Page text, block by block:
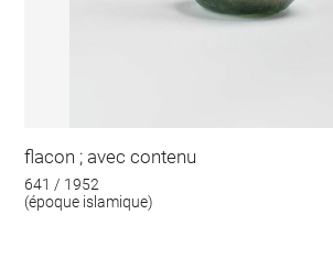
flacon ; avec contenu
641 / 1952
(époque islamique)